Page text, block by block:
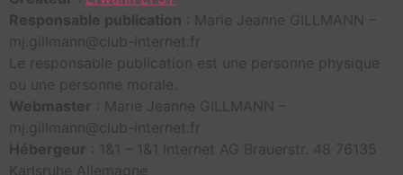
Responsable publication : Marie Jeanne GILLMANN –
mj.gillmann@club-internet.fr
Le responsable publication est une personne physique
ou une personne morale.
Webmaster : Marie Jeanne GILLMANN –
mj.gillmann@club-internet.fr
Hébergeur : 1&1 – 1&1 Internet AG Brauerstr. 48 76135
Karlsruhe Allemagne